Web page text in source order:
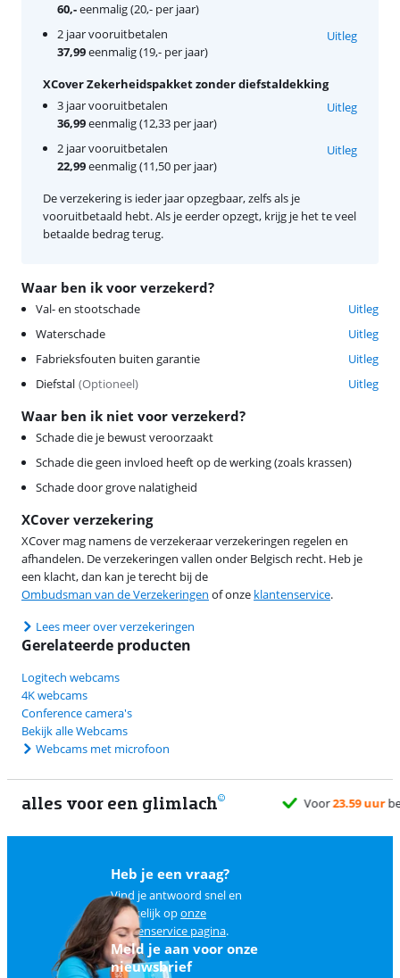
Waar ben ik voor verzekerd?
Val- en stootschade
Uitleg
Waterschade
Uitleg
Fabrieksfouten buiten garantie
Uitleg
Diefstal (Optioneel) Uitleg
Waar ben ik niet voor verzekerd?
Schade die je bewust veroorzaakt
Schade die geen invloed heeft op de werking (zoals krassen)
Schade door grove nalatigheid
XCover verzekering
XCover mag namens de verzekeraar verzekeringen regelen en
afhandelen. De verzekeringen vallen onder Belgisch recht. Heb je
een klacht, dan kan je terecht bij de
Ombudsman van de Verzekeringen of onze klantenservice.
Lees meer over verzekeringen
60,-eenmalig (20,- per jaar)
2 jaar vooruitbetalen
37,99eenmalig (19,- per jaar)
Uitleg
XCover Zekerheidspakket zonder diefstaldekking
3 jaar vooruitbetalen
36,99eenmalig (12,33 per jaar)
Uitleg
2 jaar vooruitbetalen
22,99eenmalig (11,50 per jaar)
Uitleg
De verzekering is ieder jaar opzegbaar, zelfs als je
vooruitbetaald hebt. Als je eerder opzegt, krijg je het te veel
betaalde bedrag terug.
Gerelateerde producten
Logitech webcams
4K webcams
Conference camera's
Bekijk alle Webcams
Webcams met microfoon
alles voor een glimlach
Heb je een vraag?
Vind je antwoord snel en
makkelijk oponze
klantenservice pagina.
Meld je aan voor onze
nieuwsbrief